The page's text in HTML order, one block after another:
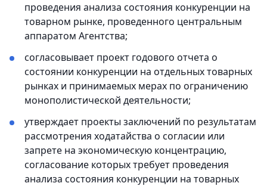
проведения анализа состояния конкуренции на
товарном рынке, проведенного центральным
аппаратом Агентства;
согласовывает проект годового отчета о
состоянии конкуренции на отдельных товарных
рынках и принимаемых мерах по ограничению
монополистической деятельности;
утверждает проекты заключений по результатам
рассмотрения ходатайства о согласии или
запрете на экономическую концентрацию,
согласование которых требует проведения
анализа состояния конкуренции на товарных